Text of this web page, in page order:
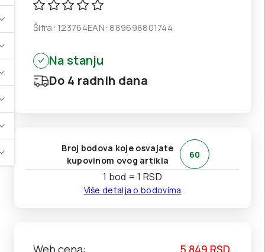
Šifra: 123764EAN: 889698801744
Na stanju
Do 4 radnih dana
Broj bodova koje osvajate
kupovinom ovog artikla
60
1 bod = 1 RSD
Više detalja o bodovima
Web cena: 5.849 RSD.